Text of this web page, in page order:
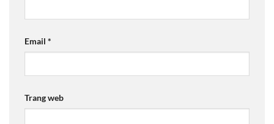
Email *
Trang web